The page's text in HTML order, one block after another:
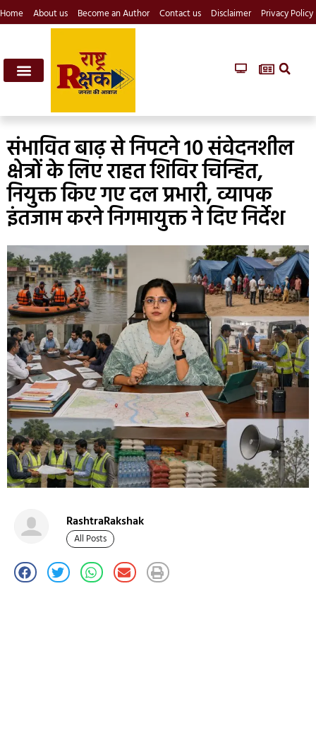
Home About us Become an Author Contact us Disclaimer Privacy Policy
संभावित बाढ़ से निपटने 10 संवेदनशील
क्षेत्रों के लिए राहत शिविर चिन्हित,
नियुक्त किए गए दल प्रभारी, व्यापक
इंतजाम करने निगमायुक्त ने दिए निर्देश
RashtraRakshak
All Posts